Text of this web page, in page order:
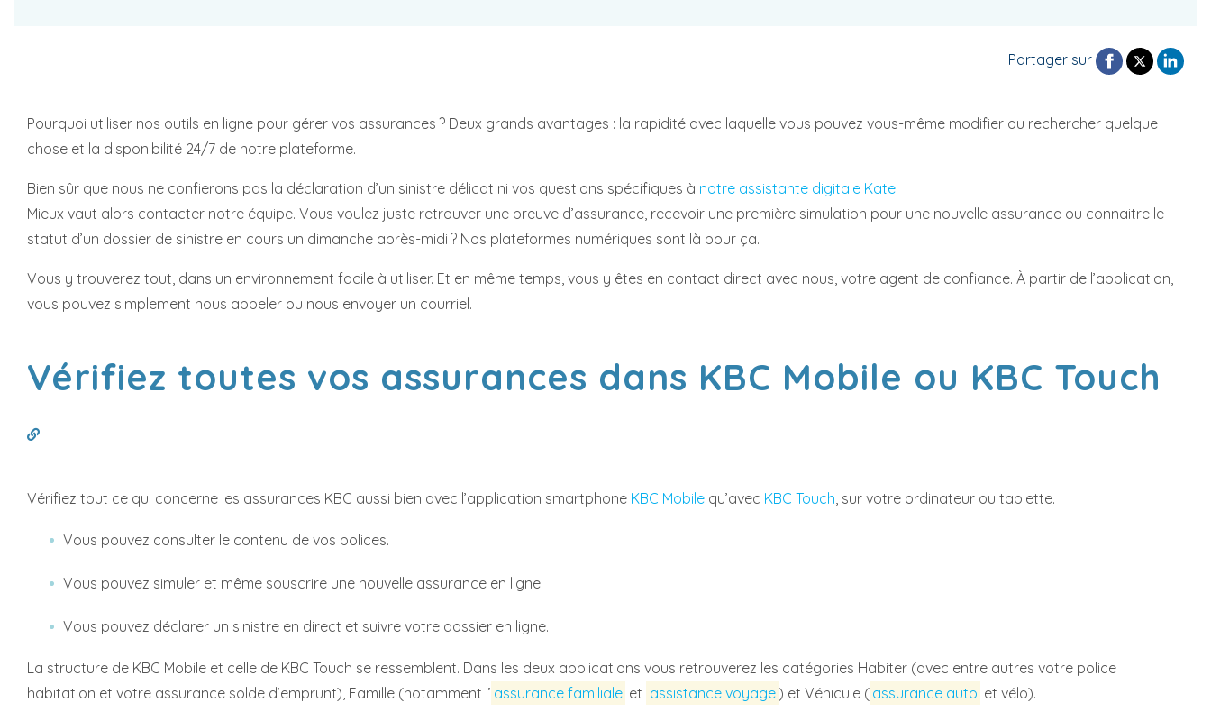
Partager sur
Pourquoi utiliser nos outils en ligne pour gérer vos assurances ? Deux grands avantages : la rapidité avec laquelle vous pouvez vous-même modifier ou rechercher quelque
chose et la disponibilité 24/7 de notre plateforme.
Bien sûr que nous ne confierons pas la déclaration d’un sinistre délicat ni vos questions spécifiques à notre assistante digitale Kate.
Mieux vaut alors contacter notre équipe. Vous voulez juste retrouver une preuve d’assurance, recevoir une première simulation pour une nouvelle assurance ou connaitre le
statut d’un dossier de sinistre en cours un dimanche après-midi ? Nos plateformes numériques sont là pour ça.
Vous y trouverez tout, dans un environnement facile à utiliser. Et en même temps, vous y êtes en contact direct avec nous, votre agent de confiance. À partir de l’application,
vous pouvez simplement nous appeler ou nous envoyer un courriel.
Vérifiez toutes vos assurances dans KBC Mobile ou KBC Touch
Vérifiez tout ce qui concerne les assurances KBC aussi bien avec l’application smartphone KBC Mobile qu’avec KBC Touch, sur votre ordinateur ou tablette.
Vous pouvez consulter le contenu de vos polices.
Vous pouvez simuler et même souscrire une nouvelle assurance en ligne.
Vous pouvez déclarer un sinistre en direct et suivre votre dossier en ligne.
La structure de KBC Mobile et celle de KBC Touch se ressemblent. Dans les deux applications vous retrouverez les catégories Habiter (avec entre autres votre police
habitation et votre assurance solde d’emprunt), Famille (notamment l’ assurance familiale et assistance voyage) et Véhicule ( assurance auto et vélo).